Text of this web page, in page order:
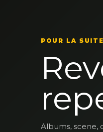
POUR LA SUITE
Albums, scene,